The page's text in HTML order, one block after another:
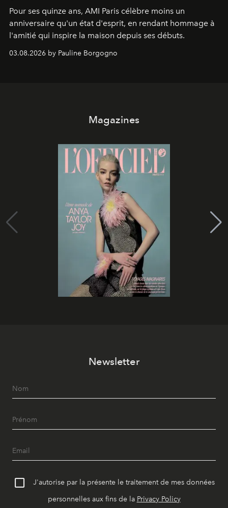
Pour ses quinze ans, AMI Paris célèbre moins un
anniversaire qu'un état d'esprit, en rendant hommage à
l'amitié qui inspire la maison depuis ses débuts.
03.08.2026 by Pauline Borgogno
Magazines
Newsletter
J'autorise par la présente le traitement de mes données
personnelles aux fins de la Privacy Policy